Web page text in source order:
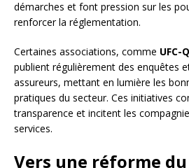
démarches et font pression sur les
renforcer la réglementation.
Certaines associations, comme UFC-
publient régulièrement des enquêtes
assureurs, mettant en lumière les
pratiques du secteur. Ces initiatives
transparence et incitent les
services.
Vers une réforme